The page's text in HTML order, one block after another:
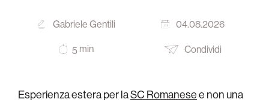
Gabriele Gentili 04.08.2026
5 min Condividi
Esperienza estera per laSC Romanesee non una